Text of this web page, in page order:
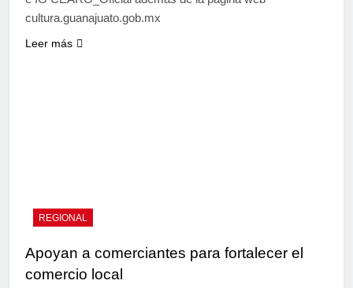
cultura.guanajuato.gob.mx
Leer más
REGIONAL
Apoyan a comerciantes para fortalecer el
comercio local